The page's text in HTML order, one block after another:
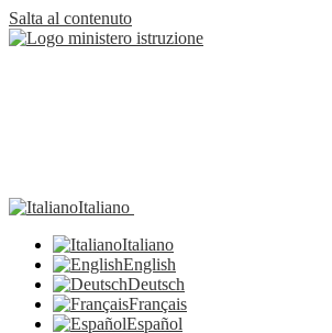
Salta al contenuto
Italiano
Italiano
English
Deutsch
Français
Español